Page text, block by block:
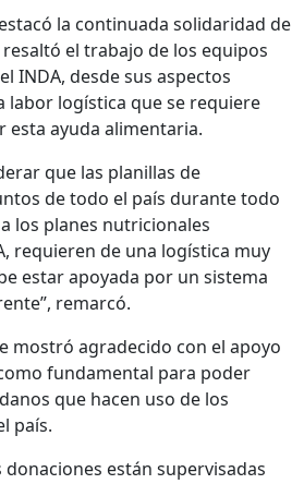
la continuada solidaridad de
el trabajo de los equipos
INDA, desde sus aspectos
labor logística que se requiere
esta ayuda alimentaria.
que las planillas de
de todo el país durante todo
los planes nutricionales
requieren de una logística muy
estar apoyada por un sistema
remarcó.
mostró agradecido con el apoyo
fundamental para poder
que hacen uso de los
país.
donaciones están supervisadas